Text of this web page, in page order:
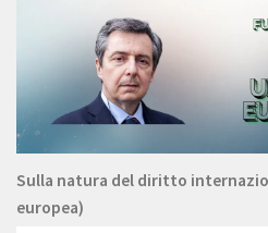
Sulla natura del diritto
europea)